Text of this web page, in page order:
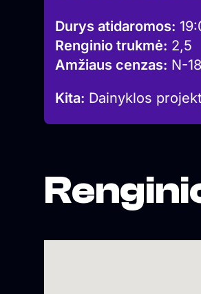
Durys atidaromos:
Renginio trukmė: 2,5
Amžiaus cenzas: N-18
Kita: Dainyklos